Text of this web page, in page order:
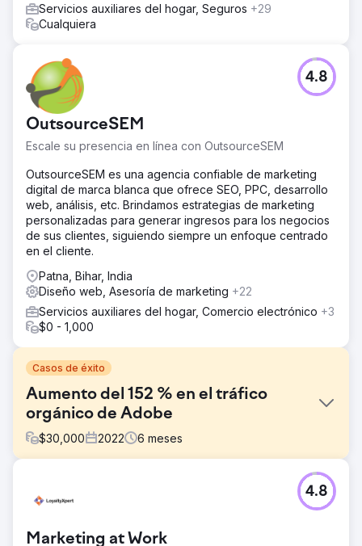
Servicios auxiliares del hogar, Seguros +29
Cualquiera
OutsourceSEM
Escale su presencia en línea con OutsourceSEM
4.8
OutsourceSEM es una agencia confiable de marketing
digital de marca blanca que ofrece SEO, PPC, desarrollo
web, análisis, etc. Brindamos estrategias de marketing
personalizadas para generar ingresos para los negocios
de sus clientes, siguiendo siempre un enfoque centrado
en el cliente.
Patna, Bihar, India
Diseño web, Asesoría de marketing +22
Servicios auxiliares del hogar, Comercio electrónico +3
$0 - 1,000
Casos de éxito
Aumento del 152 % en el tráfico
orgánico de Adobe
$30,000 2022 6 meses
Adobe se acercó a nosotros con una necesidad
específica de marketing digital y solicitó el desarrollo de
en línea, involucrar a su público objetivo, mejorar el
Marketing at Work
4.8